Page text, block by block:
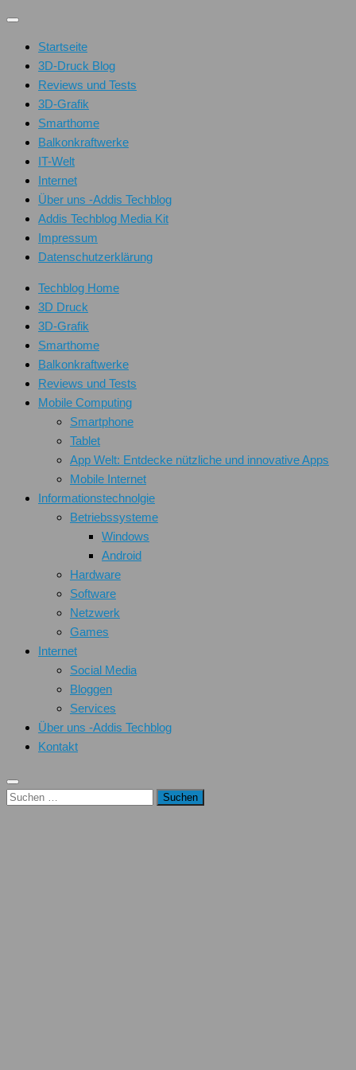
Unter
Inhalt
Startseite
3D-Druck Blog
Reviews und Tests
3D-Grafik
Smarthome
Balkonkraftwerke
IT-Welt
Internet
Über uns -Addis Techblog
Addis Techblog Media Kit
Impressum
Datenschutzerklärung
Techblog Home
3D Druck
3D-Grafik
Smarthome
Balkonkraftwerke
Reviews und Tests
Mobile Computing
Smartphone
Tablet
App Welt: Entdecke nützliche und innovative Apps
Mobile Internet
Informationstechnolgie
Betriebssysteme
Windows
Android
Hardware
Software
Netzwerk
Games
Internet
Social Media
Bloggen
Services
Über uns -Addis Techblog
Kontakt
Suchen